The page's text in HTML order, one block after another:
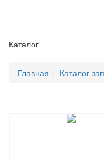
Каталог
Главная Каталог